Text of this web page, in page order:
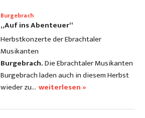
Burgebrach
„Auf ins Abenteuer“
Herbstkonzerte der Ebrachtaler
Musikanten
Burgebrach.Die Ebrachtaler Musikanten
Burgebrach laden auch in diesem Herbst
wieder zu… weiterlesen »